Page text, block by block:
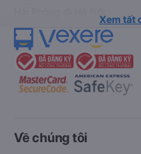
Xem tất
Về chúng tôi